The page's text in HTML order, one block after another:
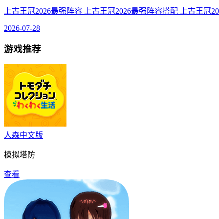
上古王冠2026最强阵容 上古王冠2026最强阵容搭配 上古王冠
2026-07-28
游戏推荐
人森中文版
模拟塔防
查看